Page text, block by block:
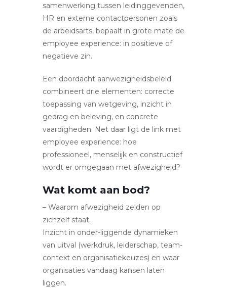
samenwerking tussen leidinggevenden,
HR en externe contactpersonen zoals
de arbeidsarts, bepaalt in grote mate de
employee experience: in positieve of
negatieve zin.
Een doordacht aanwezigheidsbeleid
combineert drie elementen: correcte
toepassing van wetgeving, inzicht in
gedrag en beleving, en concrete
vaardigheden. Net daar ligt de link met
employee experience: hoe
professioneel, menselijk en constructief
wordt er omgegaan met afwezigheid?
Wat komt aan bod?
– Waarom afwezigheid zelden op
zichzelf staat.
Inzicht in onder-liggende dynamieken
van uitval (werkdruk, leiderschap, team-
context en organisatiekeuzes) en waar
organisaties vandaag kansen laten
liggen.